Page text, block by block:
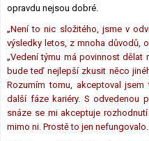
opravdu nejsou dobré.
„Není to nic složitého, jsme v
výsledky letos, z mnoha důvodů,
„Vedení týmu má povinnost dělat
bude teď nejlepší zkusit něco
Rozumím tomu, akceptoval
další fáze kariéry. S odvedenou
snáze se mi akceptuje
mimo ni. Prostě to jen nefungovalo.